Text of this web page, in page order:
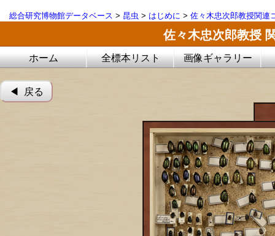
総合研究博物館データベース > 昆虫 > はじめに > 佐々木忠次郎教授関連
佐々木忠次郎教授
ホーム 全標本リスト 画像ギャラリー
◀︎ 戻る